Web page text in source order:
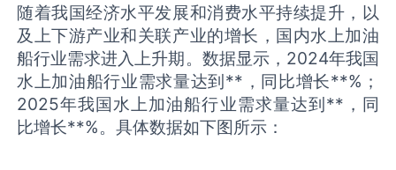
随着我国经济水平发展和消费水平持续提升，以
及上下游产业和关联产业的增长，国内水上加油
船行业需求进入上升期。数据显示，2024年我国
水上加油船行业需求量达到**，同比增长**%；
2025年我国水上加油船行业需求量达到**，同
比增长**%。具体数据如下图所示：